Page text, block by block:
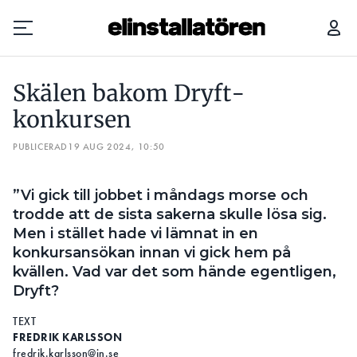
Prenumerera
Hantera prenumeration
Lediga jobb
Annonsera
Läs E-tidningen
Kontakt
Personuppgifter
Skälen bakom Dryft-
konkursen
PUBLICERAD 19 AUG 2024, 10:50
”Vi gick till jobbet i måndags morse och
trodde att de sista sakerna skulle lösa sig.
Men i stället hade vi lämnat in en
konkursansökan innan vi gick hem på
kvällen. Vad var det som hände egentligen,
Dryft?
TEXT
FREDRIK KARLSSON
fredrik.karlsson@in.se
SKÄLEN BAKOM DRYFT-KONKURSEN